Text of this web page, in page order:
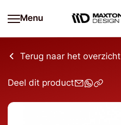
Menu
Terug naar het overzicht
Deel dit product